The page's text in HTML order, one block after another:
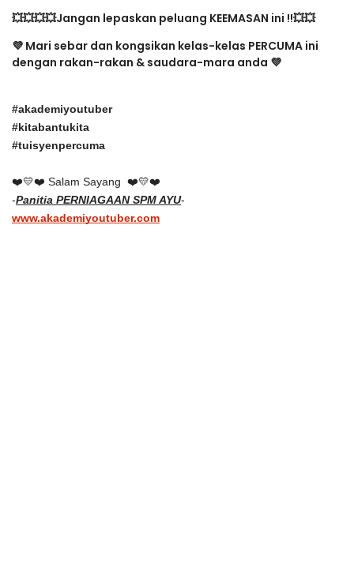
💥💥💥💥Jangan lepaskan peluang KEEMASAN ini !!💥💥
💜 Mari sebar dan kongsikan kelas-kelas PERCUMA ini
dengan rakan-rakan & saudara-mara anda 💜
#akademiyoutuber
#kitabantukita
#tuisyenpercuma
❤️💛❤️ Salam Sayang  ❤️💛❤️
-Panitia PERNIAGAAN SPM AYU-
www.akademiyoutuber.com